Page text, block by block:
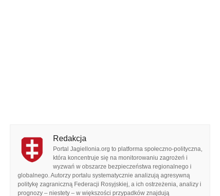
Redakcja
Portal Jagiellonia.org to platforma społeczno-polityczna,
która koncentruje się na monitorowaniu zagrożeń i
wyzwań w obszarze bezpieczeństwa regionalnego i
globalnego. Autorzy portalu systematycznie analizują agresywną
politykę zagraniczną Federacji Rosyjskiej, a ich ostrzeżenia, analizy i
prognozy – niestety – w większości przypadków znajdują